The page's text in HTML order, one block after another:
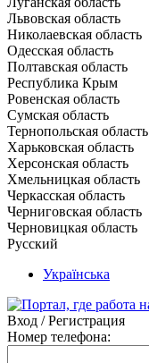
Львовская область
Николаевская область
Одесская область
Полтавская область
Республика Крым
Ровенская область
Сумская область
Тернопольская область
Харьковская область
Херсонская область
Хмельницкая область
Черкасская область
Черниговская область
Черновицкая область
Русский
Українська
Вход / Регистрация
Номер телефона: